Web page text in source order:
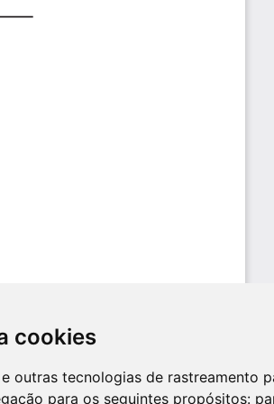
cookies
outras tecnologias de rastreamento
para os seguintes propósitos: